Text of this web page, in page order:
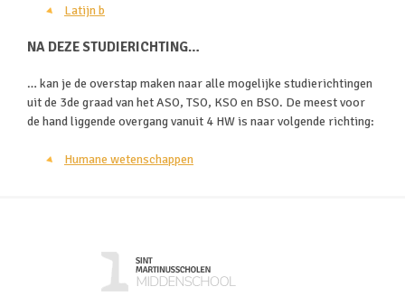
Latijn b
NA DEZE STUDIERICHTING…
… kan je de overstap maken naar alle mogelijke studierichtingen
uit de 3de graad van het ASO, TSO, KSO en BSO. De meest voor
de hand liggende overgang vanuit 4 HW is naar volgende richting:
Humane wetenschappen